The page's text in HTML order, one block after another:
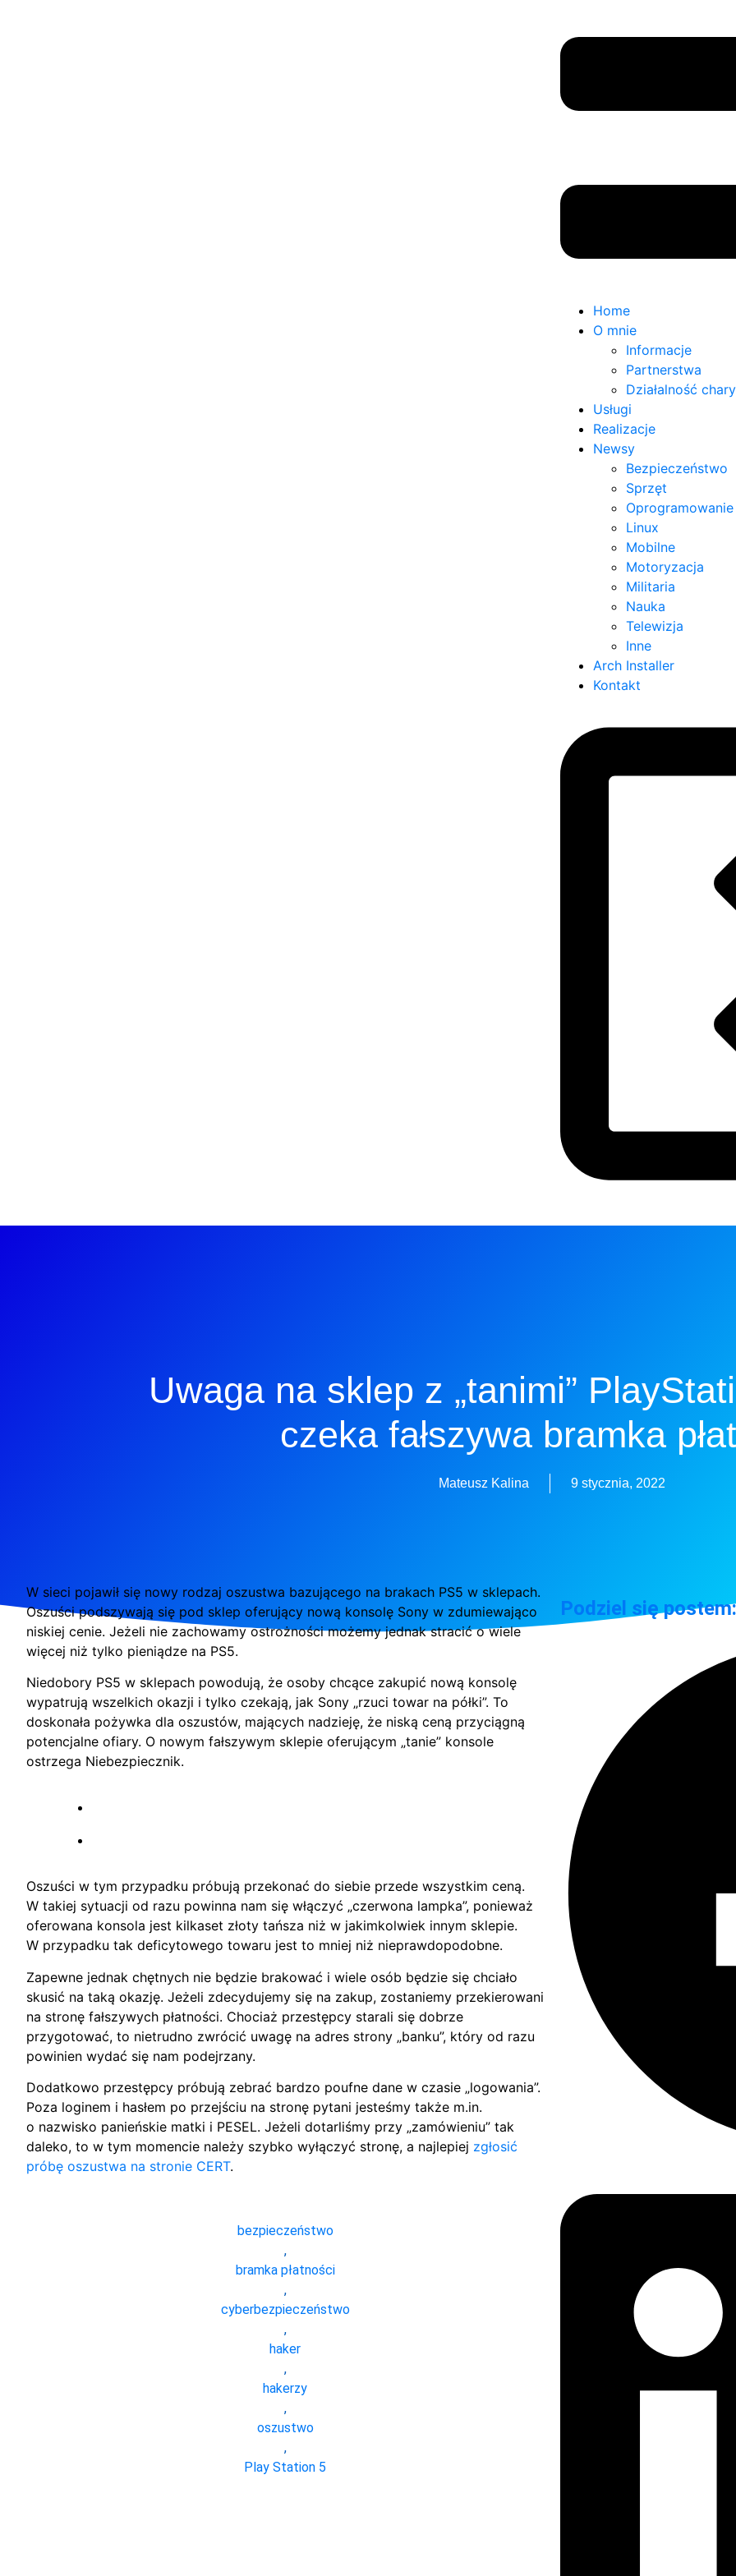
Home
O mnie
Informacje
Partnerstwa
Działalność
Usługi
Realizacje
Newsy
Bezpieczeństwo
Sprzęt
Oprogramowanie
Linux
Mobilne
Motoryzacja
Militaria
Nauka
Telewizja
Inne
Arch Installer
Kontakt
Uwaga na sklep z „tanimi”
czeka fałszywa bramka
Mateusz Kalina 9 stycznia, 2022
W sieci pojawił się nowy rodzaj oszustwa bazującego na brakach PS5 w sklepach.
Oszuści podszywają się pod sklep oferujący nową konsolę Sony w zdumiewająco
niskiej cenie. Jeżeli nie zachowamy ostrożności możemy jednak stracić o wiele
więcej niż tylko pieniądze na PS5.
Niedobory PS5 w sklepach powodują, że osoby chcące zakupić nową konsolę
wypatrują wszelkich okazji i tylko czekają, jak Sony „rzuci towar na półki”. To
doskonała pożywka dla oszustów, mających nadzieję, że niską ceną przyciągną
potencjalne ofiary. O nowym fałszywym sklepie oferującym „tanie” konsole
ostrzega Niebezpiecznik.
Oszuści w tym przypadku próbują przekonać do siebie przede wszystkim ceną.
W takiej sytuacji od razu powinna nam się włączyć „czerwona lampka”, ponieważ
oferowana konsola jest kilkaset złoty tańsza niż w jakimkolwiek innym sklepie.
W przypadku tak deficytowego towaru jest to mniej niż nieprawdopodobne.
Zapewne jednak chętnych nie będzie brakować i wiele osób będzie się chciało
skusić na taką okazję. Jeżeli zdecydujemy się na zakup, zostaniemy przekierowani
na stronę fałszywych płatności. Chociaż przestępcy starali się dobrze
przygotować, to nietrudno zwrócić uwagę na adres strony „banku”, który od razu
powinien wydać się nam podejrzany.
Dodatkowo przestępcy próbują zebrać bardzo poufne dane w czasie „logowania”.
Poza loginem i hasłem po przejściu na stronę pytani jesteśmy także m.in.
o nazwisko panieńskie matki i PESEL. Jeżeli dotarliśmy przy „zamówieniu” tak
daleko, to w tym momencie należy szybko wyłączyć stronę, a najlepiej zgłosić
próbę oszustwa na stronie CERT.
bezpieczeństwo
,
bramka płatności
,
cyberbezpieczeństwo
,
haker
,
hakerzy
,
oszustwo
,
Play Station 5
Podziel się postem: